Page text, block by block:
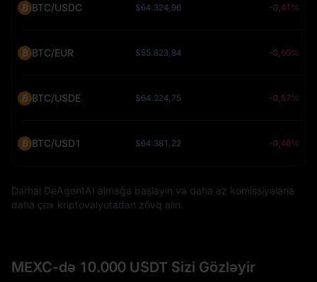
BTC/USDC $64.324,96 -0,41%
BTC/EUR $55.823,84 -0,60%
BTC/USDE $64.324,75 -0,57%
BTC/USD1 $64.381,22 -0,46%
Dərhal DeAgentAI almağa başlayın və daha az komissiyalarla
daha çox kriptovalyutadan zövq alın.
MEXC-də 10.000 USDT Sizi Gözləyir